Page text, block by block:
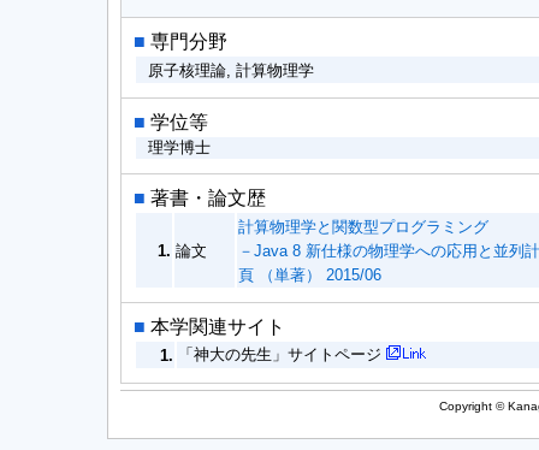
■ 専門分野
原子核理論, 計算物理学
■ 学位等
理学博士
■ 著書・論文歴
1. 論文
計算物理学と関数型プログラミング
－Java 8 新仕様の物理学への応用と並列
頁 （単著） 2015/06
■ 本学関連サイト
1. 「神大の先生」サイトページ
Copyright ©